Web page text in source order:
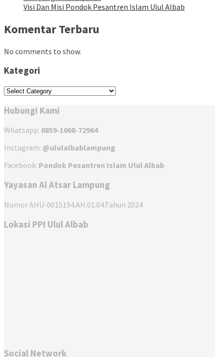
Visi Dan Misi Pondok Pesantren Islam Ulul Albab
Komentar Terbaru
No comments to show.
Kategori
Kategori
Hubungi Kami
Whatsapp: 0859-1068-72964
Instagram: @ululalbablampung
Facebook: Pondok Pesantren Islam Ulul Albab
Yayasan Al Atsar Lampung
Nomor AHU-0015194.AH.01.04.Tahun 2024
Lokasi PPI Ulul Albab
Social Network